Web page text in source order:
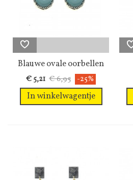
Blauwe ovale oorbellen
in...
€ 5,21 € 6,95 -25%
In winkelwagentje